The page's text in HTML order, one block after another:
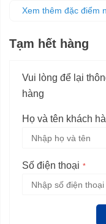
Xem thêm đặc điểm
Tạm hết hàng
Vui lòng để lại
hàng
Họ và tên khách
Số điện thoại